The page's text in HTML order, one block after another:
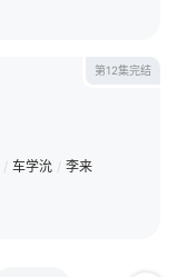
第12集完结
/ 车学沇 / 李来